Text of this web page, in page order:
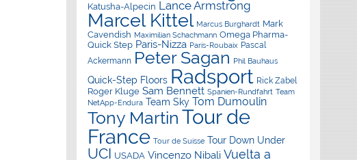
Katusha-Alpecin Lance Armstrong
Marcel Kittel Marcus Burghardt Mark
Cavendish Maximilian Schachmann Omega Pharma-
Quick Step Paris-Nizza Paris-Roubaix Pascal
Ackermann Peter Sagan Phil Bauhaus
Quick-Step Floors Radsport Rick Zabel
Roger Kluge Sam Bennett Spanien-Rundfahrt Team
NetApp-Endura Team Sky Tom Dumoulin
Tony Martin Tour de
France Tour de Suisse Tour Down Under
UCI USADA Vincenzo Nibali Vuelta a